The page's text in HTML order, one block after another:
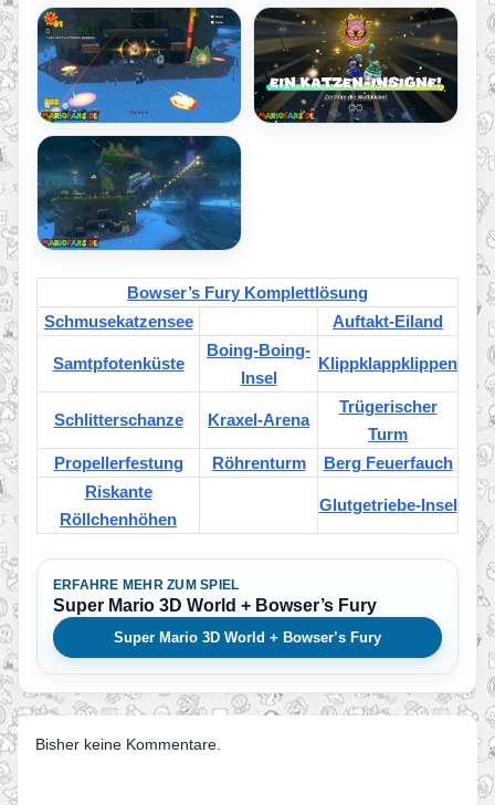
Bowser’s Fury Komplettlösung
Schmusekatzensee
Auftakt-Eiland
Samtpfotenküste
Boing-Boing-
Insel
Klippklappklippen
Schlitterschanze Kraxel-Arena
Trügerischer
Turm
Propellerfestung
Röhrenturm
Berg Feuerfauch
Riskante
Röllchenhöhen
Glutgetriebe-Insel
ERFAHRE MEHR ZUM SPIEL
Super Mario 3D World + Bowser’s Fury
Super Mario 3D World + Bowser’s Fury
Bisher keine Kommentare.